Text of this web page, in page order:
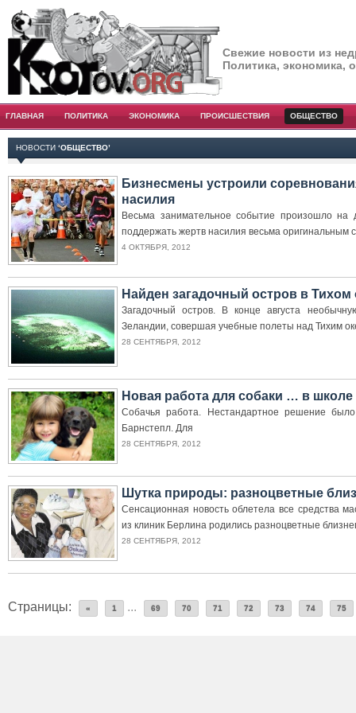
Свежие новости из
Политика, экономика,
ГЛАВНАЯ ПОЛИТИКА ЭКОНОМИКА ПРОИСШЕСТВИЯ ОБЩЕСТВО
НОВОСТИ ‘ОБЩЕСТВО’
Бизнесмены устроили
насилия
Весьма занимательное событие произошло
поддержать жертв насилия весьма оригинальным
4 ОКТЯБРЯ, 2012
Найден загадочный остров в Тихом
Загадочный остров. В конце августа
Зеландии, совершая учебные полеты над Тихим
28 СЕНТЯБРЯ, 2012
Новая работа для собаки … в школе
Собачья работа. Нестандартное решение
Барнстепл. Для
28 СЕНТЯБРЯ, 2012
Шутка природы: разноцветные
Сенсационная новость облетела все средства
из клиник Берлина родились разноцветные
28 СЕНТЯБРЯ, 2012
Страницы: « 1 ... 69 70 71 72 73 74 75